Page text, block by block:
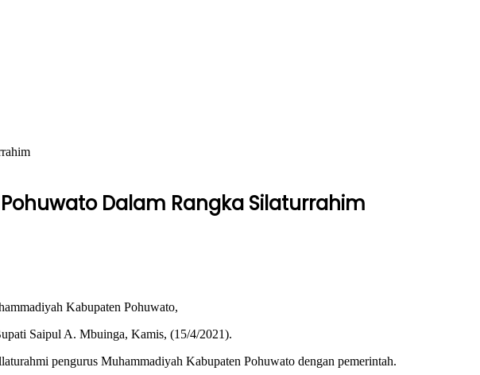
Dalam Rangka Silaturrahim
Kabupaten Pohuwato,
Saipul A. Mbuinga, Kamis, (15/4/2021).
pengurus Muhammadiyah Kabupaten Pohuwato dengan pemerintah.